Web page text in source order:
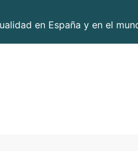
en España y en el